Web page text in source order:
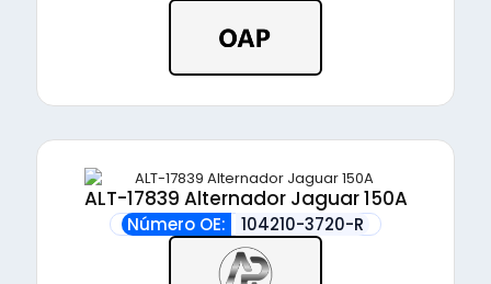
ALT-17839 Alternador Jaguar 150A
Número OE: 104210-3720-R